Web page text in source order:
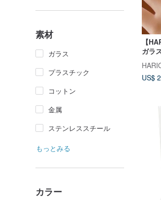
素材
ガラス
プラスチック
コットン
金属
ステンレススチール
もっとみる
カラー
【
ガラ
US$